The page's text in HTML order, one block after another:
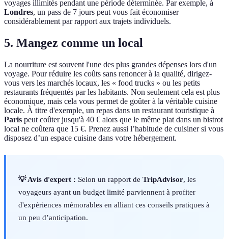
voyages illimités pendant une période déterminée. Par exemple, à
Londres, un pass de 7 jours peut vous fait économiser
considérablement par rapport aux trajets individuels.
5. Mangez comme un local
La nourriture est souvent l'une des plus grandes dépenses lors d'un
voyage. Pour réduire les coûts sans renoncer à la qualité, dirigez-
vous vers les marchés locaux, les « food trucks » ou les petits
restaurants fréquentés par les habitants. Non seulement cela est plus
économique, mais cela vous permet de goûter à la véritable cuisine
locale. À titre d'exemple, un repas dans un restaurant touristique à
Paris peut coûter jusqu'à 40 € alors que le même plat dans un bistrot
local ne coûtera que 15 €. Prenez aussi l’habitude de cuisiner si vous
disposez d’un espace cuisine dans votre hébergement.
💡 Avis d'expert : Selon un rapport de TripAdvisor, les
voyageurs ayant un budget limité parviennent à profiter
d'expériences mémorables en alliant ces conseils pratiques à
un peu d’anticipation.